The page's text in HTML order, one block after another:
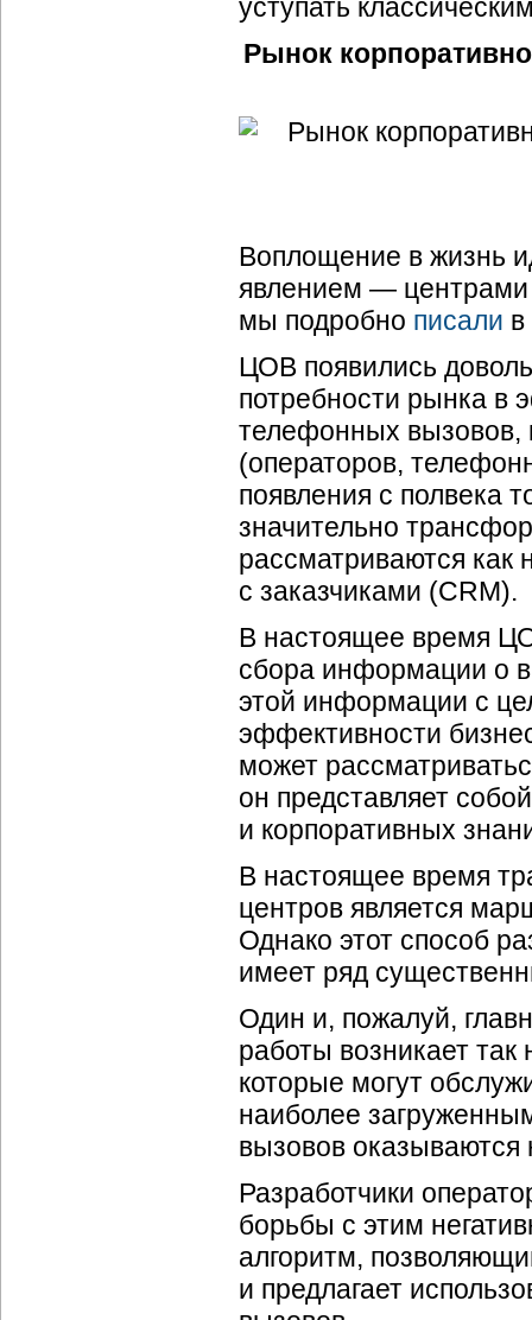
уступать
Рынок
Воплощение в жизнь
явлением —
мы подробно писали
ЦОВ появились
потребности рынка в
телефонных вызовов,
(операторов,
появления с полвека
значительно
рассматриваются
с заказчиками (CRM).
В настоящее время
сбора информации о
этой информации с
эффективности
может
он представляет
и корпоративных
В настоящее время
центров является
Однако этот способ
имеет ряд
Один и, пожалуй,
работы возникает
которые могут
наиболее
вызовов
Разработчики
борьбы с этим
алгоритм,
и предлагает